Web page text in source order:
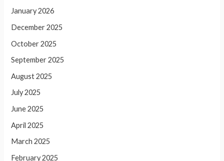
January 2026
December 2025
October 2025
September 2025
August 2025
July 2025
June 2025
April 2025
March 2025
February 2025